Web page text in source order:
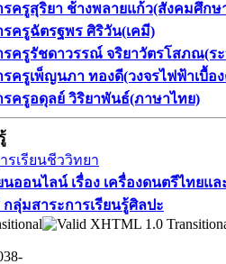
รครูสุริยา ช้างพลายแก้ว(สังคมศึกษ
รครูฉัตรฐพร ศิริวัน(เคมี)
รครูรัชดาวรรณ์ จริยาวัตรโสภณ(ร
รครูเพ็ญนภา ทองดี(วงจรไฟฟ้าเบื้อ
รครูอดุลย์ วิริยาพันธ์(ภาษาไทย)
รเรียนชีววิทยา
นออนไลน์​ เรื่อง​ เครื่องดนตรีไทย
ลุ่มสาระการเรียนรู้ศิลปะ